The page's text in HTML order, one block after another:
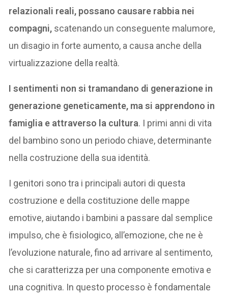
relazionali reali, possano causare rabbia nei
compagni, scatenando un conseguente malumore,
un disagio in forte aumento, a causa anche della
virtualizzazione della realtà.
I sentimenti non si tramandano di generazione in
generazione geneticamente, ma si apprendono in
famiglia e attraverso la cultura. I primi anni di vita
del bambino sono un periodo chiave, determinante
nella costruzione della sua identità.
I genitori sono tra i principali autori di questa
costruzione e della costituzione delle mappe
emotive, aiutando i bambini a passare dal semplice
impulso, che è fisiologico, all’emozione, che ne è
l’evoluzione naturale, fino ad arrivare al sentimento,
che si caratterizza per una componente emotiva e
una cognitiva. In questo processo è fondamentale